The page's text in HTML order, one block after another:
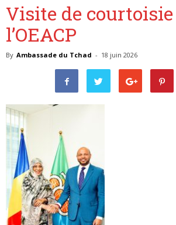
Visite de courtoisie
l’OEACP
By Ambassade du Tchad - 18 juin 2026